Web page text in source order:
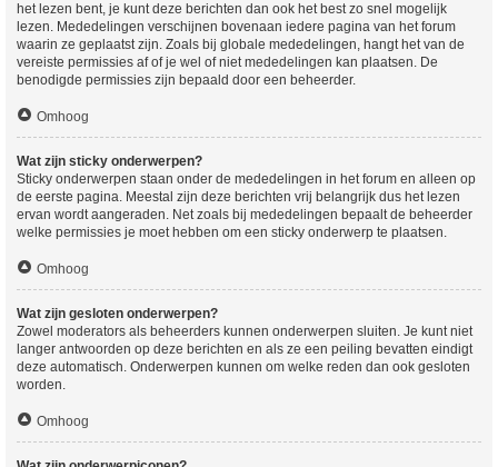
het lezen bent, je kunt deze berichten dan ook het best zo snel mogelijk
lezen. Mededelingen verschijnen bovenaan iedere pagina van het forum
waarin ze geplaatst zijn. Zoals bij globale mededelingen, hangt het van de
vereiste permissies af of je wel of niet mededelingen kan plaatsen. De
benodigde permissies zijn bepaald door een beheerder.
Omhoog
Wat zijn sticky onderwerpen?
Sticky onderwerpen staan onder de mededelingen in het forum en alleen op
de eerste pagina. Meestal zijn deze berichten vrij belangrijk dus het lezen
ervan wordt aangeraden. Net zoals bij mededelingen bepaalt de beheerder
welke permissies je moet hebben om een sticky onderwerp te plaatsen.
Omhoog
Wat zijn gesloten onderwerpen?
Zowel moderators als beheerders kunnen onderwerpen sluiten. Je kunt niet
langer antwoorden op deze berichten en als ze een peiling bevatten eindigt
deze automatisch. Onderwerpen kunnen om welke reden dan ook gesloten
worden.
Omhoog